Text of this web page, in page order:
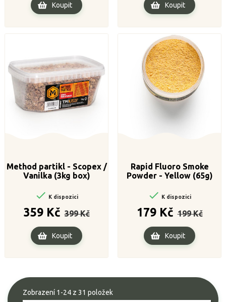
Koupit Koupit
Method partikl - Scopex /
Vanilka (3kg box)
 K dispozici
359 Kč cena
399 Kč
Cena
Koupit
Rapid Fluoro Smoke
Powder - Yellow (65g)
 K dispozici
179 Kč cena
199 Kč
Cena
Koupit
Zobrazení 1-24 z 31 položek